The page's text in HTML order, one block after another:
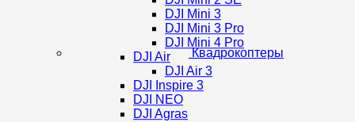
Квадрокоптеры
DJI Mini 3
DJI Mini 3 Pro
DJI Mini 4 Pro
DJI Air
DJI Air 3
DJI Inspire 3
DJI NEO
DJI Agras